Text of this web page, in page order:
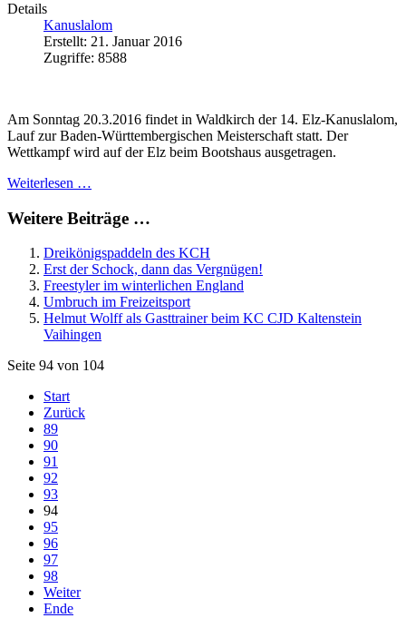
Details
Kanuslalom
Erstellt: 21. Januar 2016
Zugriffe: 8588
Am Sonntag 20.3.2016 findet in Waldkirch der 14. Elz-Kanuslalom,
Lauf zur Baden-Württembergischen Meisterschaft statt. Der
Wettkampf wird auf der Elz beim Bootshaus ausgetragen.
Weiterlesen …
Weitere Beiträge …
Dreikönigspaddeln des KCH
Erst der Schock, dann das Vergnügen!
Freestyler im winterlichen England
Umbruch im Freizeitsport
Helmut Wolff als Gasttrainer beim KC CJD Kaltenstein
Vaihingen
Seite 94 von 104
Start
Zurück
89
90
91
92
93
94
95
96
97
98
Weiter
Ende